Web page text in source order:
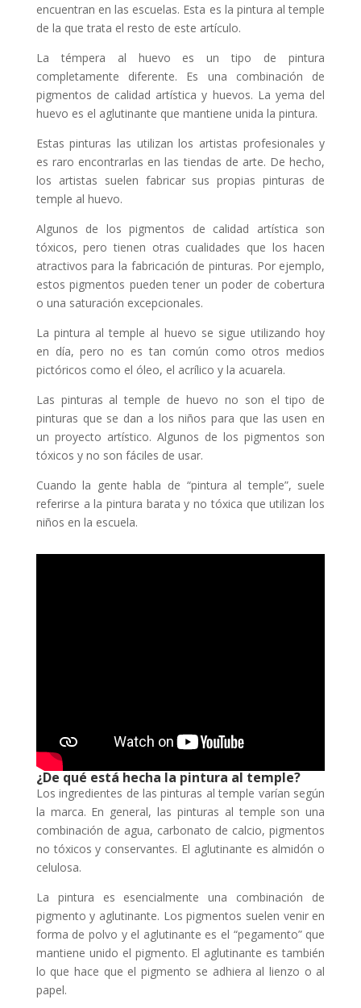
encuentran en las escuelas. Esta es la pintura al temple
de la que trata el resto de este artículo.
La témpera al huevo es un tipo de pintura
completamente diferente. Es una combinación de
pigmentos de calidad artística y huevos. La yema del
huevo es el aglutinante que mantiene unida la pintura.
Estas pinturas las utilizan los artistas profesionales y
es raro encontrarlas en las tiendas de arte. De hecho,
los artistas suelen fabricar sus propias pinturas de
temple al huevo.
Algunos de los pigmentos de calidad artística son
tóxicos, pero tienen otras cualidades que los hacen
atractivos para la fabricación de pinturas. Por ejemplo,
estos pigmentos pueden tener un poder de cobertura
o una saturación excepcionales.
La pintura al temple al huevo se sigue utilizando hoy
en día, pero no es tan común como otros medios
pictóricos como el óleo, el acrílico y la acuarela.
Las pinturas al temple de huevo no son el tipo de
pinturas que se dan a los niños para que las usen en
un proyecto artístico. Algunos de los pigmentos son
tóxicos y no son fáciles de usar.
Cuando la gente habla de “pintura al temple”, suele
referirse a la pintura barata y no tóxica que utilizan los
niños en la escuela.
¿De qué está hecha la pintura al temple?
Los ingredientes de las pinturas al temple varían según
la marca. En general, las pinturas al temple son una
combinación de agua, carbonato de calcio, pigmentos
no tóxicos y conservantes. El aglutinante es almidón o
celulosa.
La pintura es esencialmente una combinación de
pigmento y aglutinante. Los pigmentos suelen venir en
forma de polvo y el aglutinante es el “pegamento” que
mantiene unido el pigmento. El aglutinante es también
lo que hace que el pigmento se adhiera al lienzo o al
papel.